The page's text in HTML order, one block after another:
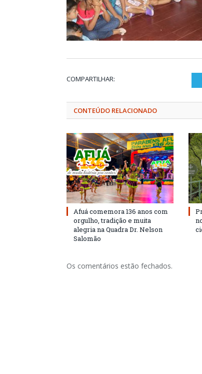
COMPARTILHAR:
CONTEÚDO RELACIONADO
Afuá comemora 136 anos com
orgulho, tradição e muita
alegria na Quadra Dr. Nelson
Salomão
Os comentários estão fechados.